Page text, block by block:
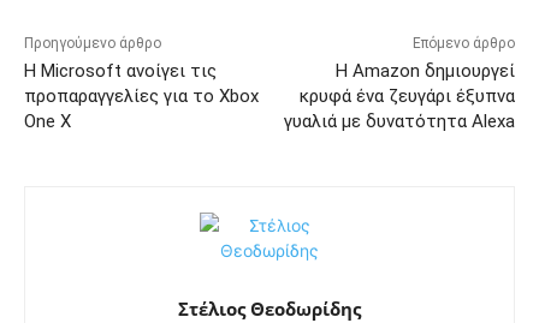
Προηγούμενο άρθρο
Η Microsoft ανοίγει τις
προπαραγγελίες για το Xbox
One X
Επόμενο άρθρο
Η Amazon δημιουργεί
κρυφά ένα ζευγάρι έξυπνα
γυαλιά με δυνατότητα Alexa
Στέλιος Θεοδωρίδης